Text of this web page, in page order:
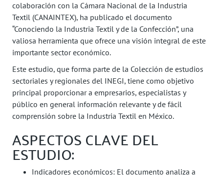
colaboración con la Cámara Nacional de la Industria
Textil (CANAINTEX), ha publicado el documento
“Conociendo la Industria Textil y de la Confección”, una
valiosa herramienta que ofrece una visión integral de este
importante sector económico.
Este estudio, que forma parte de la Colección de estudios
sectoriales y regionales del INEGI, tiene como objetivo
principal proporcionar a empresarios, especialistas y
público en general información relevante y de fácil
comprensión sobre la Industria Textil en México.
ASPECTOS CLAVE DEL
ESTUDIO:
Indicadores económicos: El documento analiza a